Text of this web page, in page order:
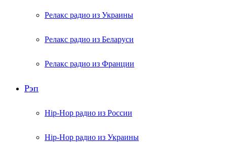
Релакс радио из Украины
Релакс радио из Беларуси
Релакс радио из Франции
Рэп
Hip-Hop радио из России
Hip-Hop радио из Украины